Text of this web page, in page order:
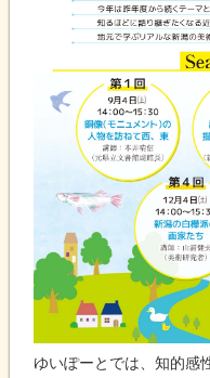
ゆいぽーとでは、知的感